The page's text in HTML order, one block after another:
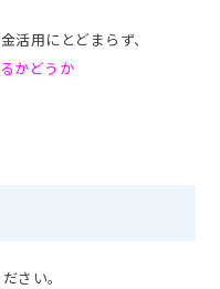
活用にとどまらず、
かどうか
さい。